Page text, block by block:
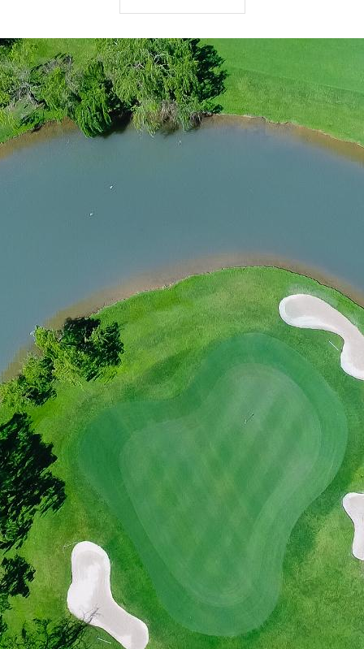
N° de hoyos: 18
Distancia: 5914 m
Apertura de temporada: todo el año
Día de cierre: lunes (no festivos)